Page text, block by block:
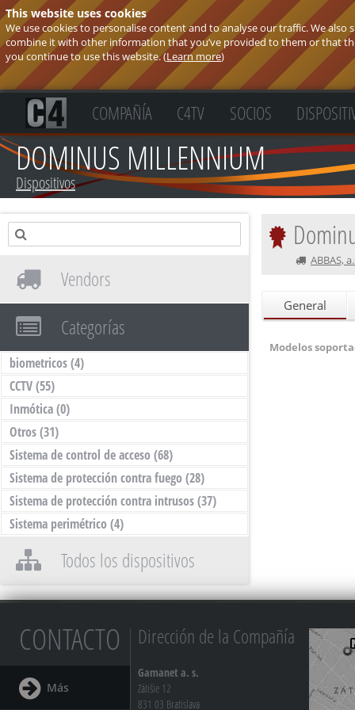
This website uses cookies
We use cookies to personalise content and to analyse our traffic. We
combine it with other information that you’ve provided to them or that
you continue to use this website. (Learn more)
COMPAÑÍA C4TV SOCIOS
DOMINUS MILLENNIUM
Dispositivos
ABBAS,
General
Modelos
Vendors
Categorías
biometricos(4)
CCTV(55)
Inmótica(0)
Otros(31)
Sistema de control de acceso(68)
Sistema de protección contra fuego(28)
Sistema de protección contra intrusos(37)
Sistema perimétrico(4)
Todos los dispositivos
CONTACTO
Más
Dirección de la Compañía
Gamanet a. s.
Zátišie 12
831 03 Bratislava